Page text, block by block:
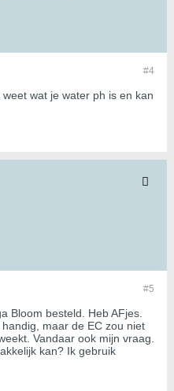
#4
wat je water ph is en kan
#5
Bloom besteld. Heb AFjes.
maar de EC zou niet
Vandaar ook mijn vraag.
kan? Ik gebruik